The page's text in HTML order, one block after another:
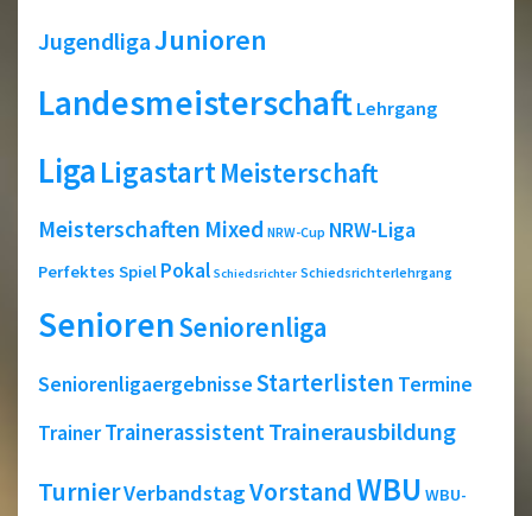
JugendligaJunioren
Landesmeisterschaft Lehrgang
LigaLigastartMeisterschaft
Meisterschaften Mixed NRW-Cup NRW-Liga
Perfektes Spiel Pokal Schiedsrichter Schiedsrichterlehrgang
SeniorenSeniorenliga
SeniorenligaergebnisseStarterlisten Termine
TrainerTrainerassistentTrainerausbildung
TurnierVerbandstagVorstandWBU WBU-